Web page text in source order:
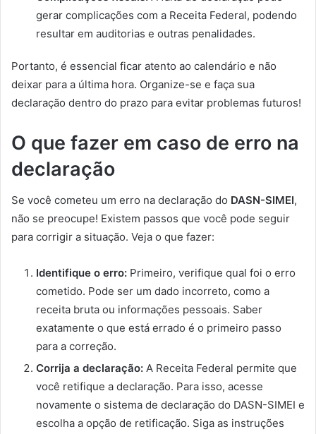
gerar complicações com a Receita Federal, podendo
resultar em auditorias e outras penalidades.
Portanto, é essencial ficar atento ao calendário e não
deixar para a última hora. Organize-se e faça sua
declaração dentro do prazo para evitar problemas futuros!
O que fazer em caso de erro na
declaração
Se você cometeu um erro na declaração do DASN-SIMEI,
não se preocupe! Existem passos que você pode seguir
para corrigir a situação. Veja o que fazer:
Identifique o erro: Primeiro, verifique qual foi o erro
cometido. Pode ser um dado incorreto, como a
receita bruta ou informações pessoais. Saber
exatamente o que está errado é o primeiro passo
para a correção.
Corrija a declaração: A Receita Federal permite que
você retifique a declaração. Para isso, acesse
novamente o sistema de declaração do DASN-SIMEI e
escolha a opção de retificação. Siga as instruções